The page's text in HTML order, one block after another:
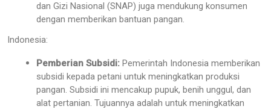
dan Gizi Nasional (SNAP) juga mendukung konsumen
dengan memberikan bantuan pangan.
Indonesia:
Pemberian Subsidi: Pemerintah Indonesia memberikan
subsidi kepada petani untuk meningkatkan produksi
pangan. Subsidi ini mencakup pupuk, benih unggul, dan
alat pertanian. Tujuannya adalah untuk meningkatkan